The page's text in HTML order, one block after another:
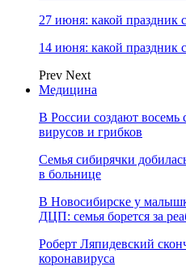
27 июня: какой праздник
14 июня: какой праздник
Prev Next
Медицина
В России создают восемь
вирусов и грибков
Семья сибирячки
в больнице
В Новосибирске у
ДЦП: семья борется за
Роберт Ляпидевский
коронавируса